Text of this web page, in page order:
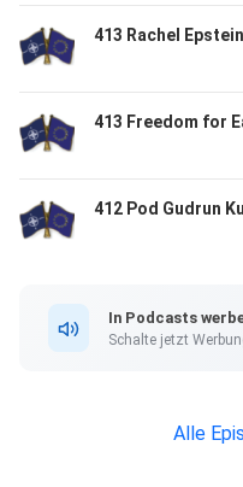
413 Rachel
In Podcasts
Schalte jetzt
Alle